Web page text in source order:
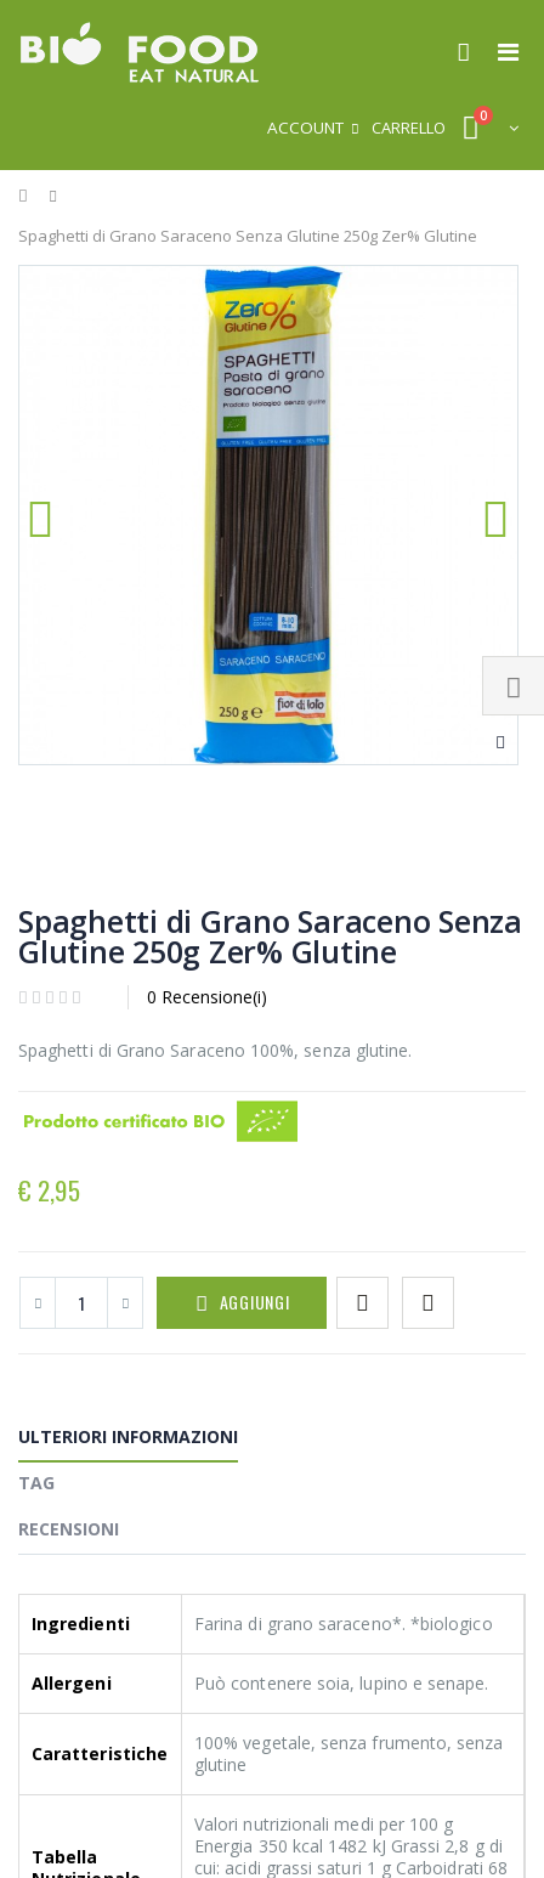
ACCOUNT CARRELLO
0
Home
Spaghetti di Grano Saraceno Senza Glutine 250g Zer% Glutine
Spaghetti di Grano Saraceno Senza
Glutine 250g Zer% Glutine
0 Recensione(i)
Spaghetti di Grano Saraceno 100%, senza glutine.
€ 2,95
AGGIUNGI
ULTERIORI INFORMAZIONI
TAG
RECENSIONI
Ingredienti Farina di grano saraceno*. *biologico
Allergeni Può contenere soia, lupino e senape.
Caratteristiche
100% vegetale, senza frumento, senza
glutine
Tabella
Valori nutrizionali medi per 100 g
Energia 350 kcal 1482 kJ Grassi 2,8 g di
cui: acidi grassi saturi 1 g Carboidrati 68